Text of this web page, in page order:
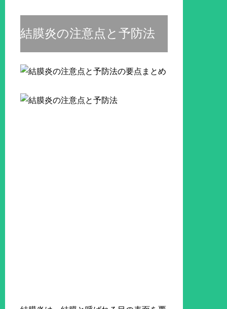
結膜炎の注意点と予防法